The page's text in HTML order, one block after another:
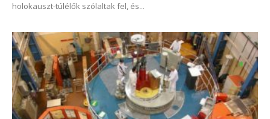
holokauszt-túlélők szólaltak fel, és...